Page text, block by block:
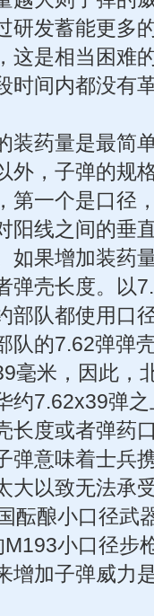
研发蓄能更多
这是相当困难
时间内都没有
装药量是最简
外，子弹的规
第一个是口径
阳线之间的垂
如果增加装药
弹壳长度。以
部队都使用口
队的7.62弹弹
毫米，因此，
约7.62x39弹
长度或者弹药
弹意味着士兵
大以致无法承
酝酿小口径武
小口径步
增加子弹威力